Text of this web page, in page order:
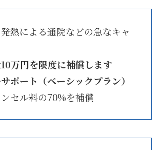
熱による通院などの急なキャ
万円を限度に補償します
ポート（ベーシックプラン）
セル料の70%を補償